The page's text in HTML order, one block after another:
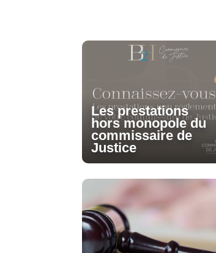
Les prestations
hors monopole du
commissaire de
Justice